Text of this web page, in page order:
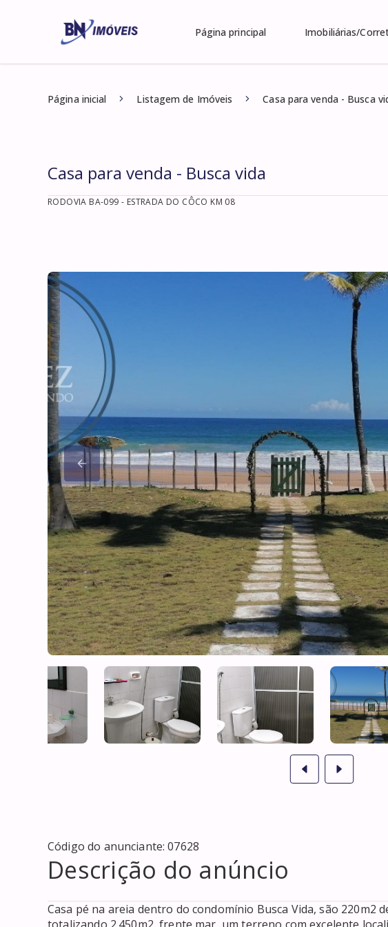
Página principal Imobiliárias/
Página inicial Listagem de Imóveis Casa para venda - Busca
Casa para venda - Busca vida
RODOVIA BA-099 - ESTRADA DO CÔCO KM 08
Código do anunciante:07628
Descrição do anúncio
Casa pé na areia dentro do condomínio Busca Vida, são 220m2